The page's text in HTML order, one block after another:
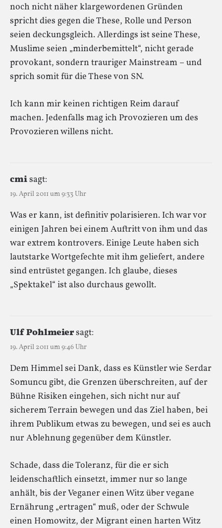
noch nicht näher klargewordenen Gründen
spricht dies gegen die These, Rolle und Person
seien deckungsgleich. Allerdings ist seine These,
Muslime seien „minderbemittelt“, nicht gerade
provokant, sondern trauriger Mainstream – und
sprich somit für die These von SN.
Ich kann mir keinen richtigen Reim darauf
machen. Jedenfalls mag ich Provozieren um des
Provozieren willens nicht.
cmisagt:
19. April 2011 um 9:33 Uhr
Was er kann, ist definitiv polarisieren. Ich war vor
einigen Jahren bei einem Auftritt von ihm und das
war extrem kontrovers. Einige Leute haben sich
lautstarke Wortgefechte mit ihm geliefert, andere
sind entrüstet gegangen. Ich glaube, dieses
„Spektakel“ ist also durchaus gewollt.
Ulf Pohlmeiersagt:
19. April 2011 um 9:46 Uhr
Dem Himmel sei Dank, dass es Künstler wie Serdar
Somuncu gibt, die Grenzen überschreiten, auf der
Bühne Risiken eingehen, sich nicht nur auf
sicherem Terrain bewegen und das Ziel haben, bei
ihrem Publikum etwas zu bewegen, und sei es auch
nur Ablehnung gegenüber dem Künstler.
Schade, dass die Toleranz, für die er sich
leidenschaftlich einsetzt, immer nur so lange
anhält, bis der Veganer einen Witz über vegane
Ernährung „ertragen“ muß, oder der Schwule
einen Homowitz, der Migrant einen harten Witz